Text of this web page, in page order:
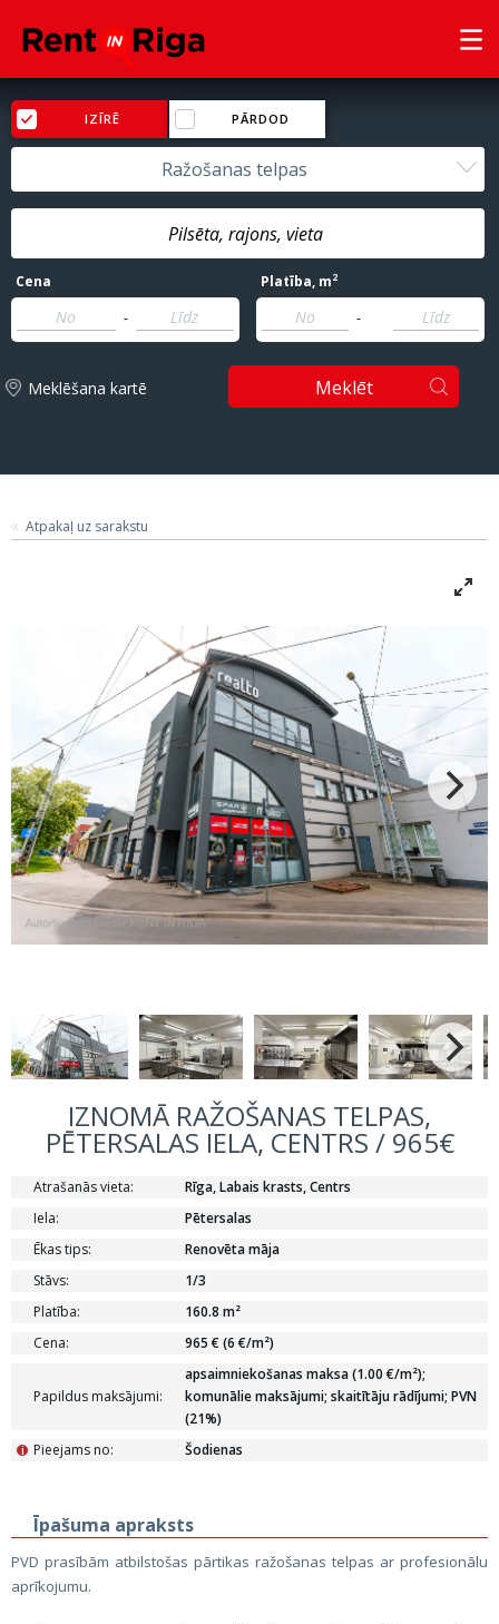
IZĪRĒ PĀRDOD
Ražošanas telpas
Cena
-
Platība, m2
-
Meklēšana kartē Meklēt
Atpakaļ uz sarakstu
IZNOMĀ RAŽOŠANAS TELPAS,
PĒTERSALAS IELA, CENTRS / 965€
Atrašanās vieta:
Rīga, Labais krasts, Centrs
Iela:
Pētersalas
Ēkas tips:
Renovēta māja
Stāvs:
1/3
Platība:
160.8 m²
Cena:
965 € (6 €/m²)
Papildus maksājumi:
apsaimniekošanas maksa (1.00 €/m²);
komunālie maksājumi; skaitītāju rādījumi; PVN
(21%)
Pieejams no:
i Šodienas
Īpašuma apraksts
PVD prasībām atbilstošas pārtikas ražošanas telpas ar profesionālu
aprīkojumu.